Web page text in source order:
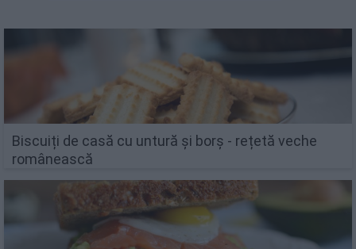
Biscuiți de casă cu untură și borș - rețetă veche
românească